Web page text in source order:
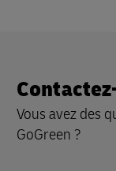
Vous avez des
GoGreen ?